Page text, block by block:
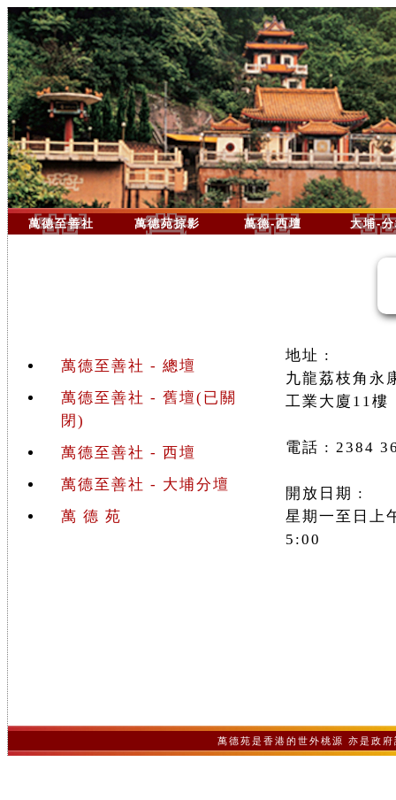
萬德至善社 萬德苑掠影 萬德-西壇 大埔-
萬德至善社 - 總壇
萬德至善社 - 舊壇(已關
閉)
萬德至善社 - 西壇
萬德至善社 - 大埔分壇
萬 德 苑
地址 :
九龍荔枝角永
工業大廈11樓
電話 : 2384
開放日期 :
星期一至日上
5:00
萬德苑是香港的世外桃源 亦是